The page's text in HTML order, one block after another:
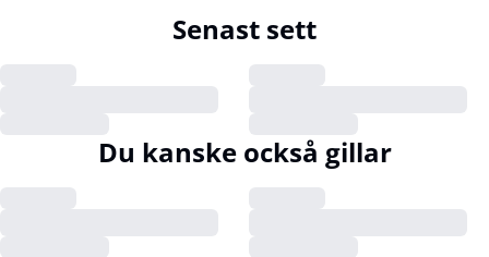
Senast sett
Du kanske också gillar